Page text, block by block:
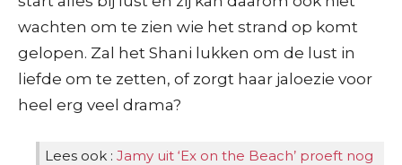
wachten om te zien wie het strand op komt
gelopen. Zal het Shani lukken om de lust in
liefde om te zetten, of zorgt haar jaloezie voor
heel erg veel drama?
Lees ook : Jamy uit ‘Ex on the Beach’ proeft nog